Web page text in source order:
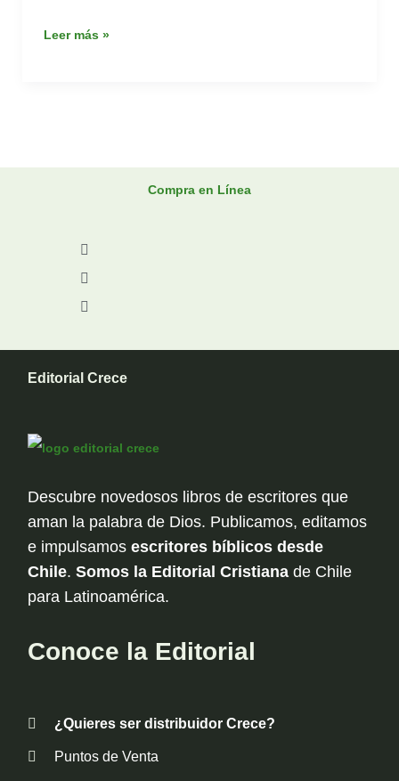
Leer más »
Compra en Línea
Editorial Crece
Descubre novedosos libros de escritores que
aman la palabra de Dios. Publicamos, editamos
e impulsamosescritores bíblicos desde
Chile.Somos la Editorial Cristiana de Chile
para Latinoamérica.
Conoce la Editorial
¿Quieres ser distribuidor Crece?
Puntos de Venta